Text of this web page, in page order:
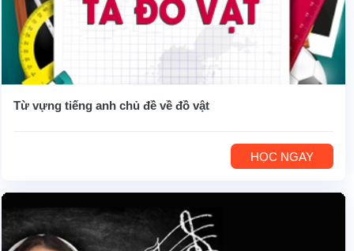
Từ vựng tiếng anh chủ đề về đồ vật
HỌC NGAY